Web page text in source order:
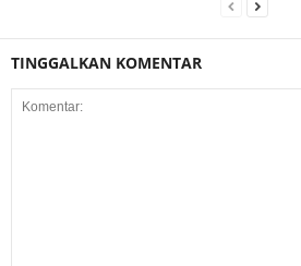
TINGGALKAN KOMENTAR